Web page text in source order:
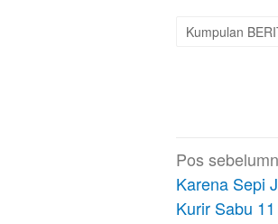
Kumpulan
Navigasi
pos
Pos
Karena Sepi
Kurir Sabu